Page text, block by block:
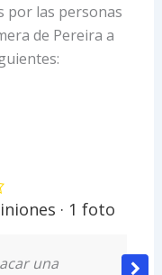
por las personas
de Pereira a
· 1 foto
una